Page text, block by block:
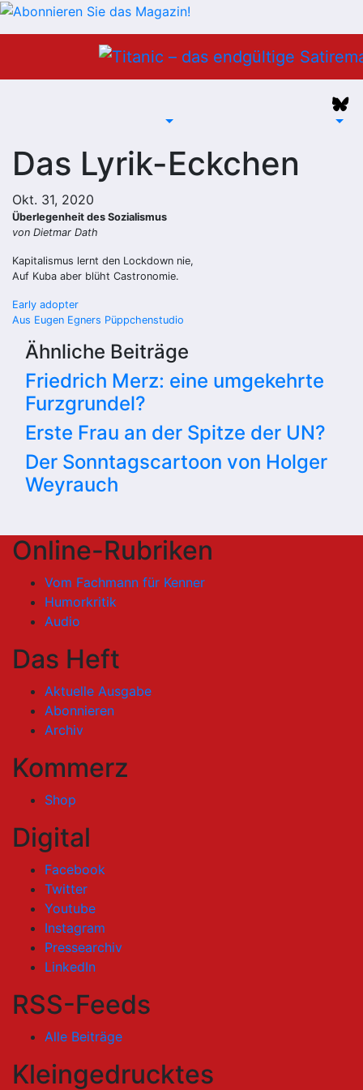
Das Lyrik-Eckchen
Okt. 31, 2020
Überlegenheit des Sozialismus
von Dietmar Dath
Kapitalismus lernt den Lockdown nie,
Auf Kuba aber blüht Castronomie.
Beitragsnavigation
Early adopter
Aus Eugen Egners Püppchenstudio
Ähnliche Beiträge
Friedrich Merz: eine umgekehrte
Furzgrundel?
Erste Frau an der Spitze der UN?
Der Sonntagscartoon von Holger
Weyrauch
Online-Rubriken
Vom Fachmann für Kenner
Humorkritik
Audio
Das Heft
Aktuelle Ausgabe
Abonnieren
Archiv
Kommerz
Shop
Digital
Facebook
Twitter
Youtube
Instagram
Pressearchiv
LinkedIn
RSS-Feeds
Alle Beiträge
Kleingedrucktes